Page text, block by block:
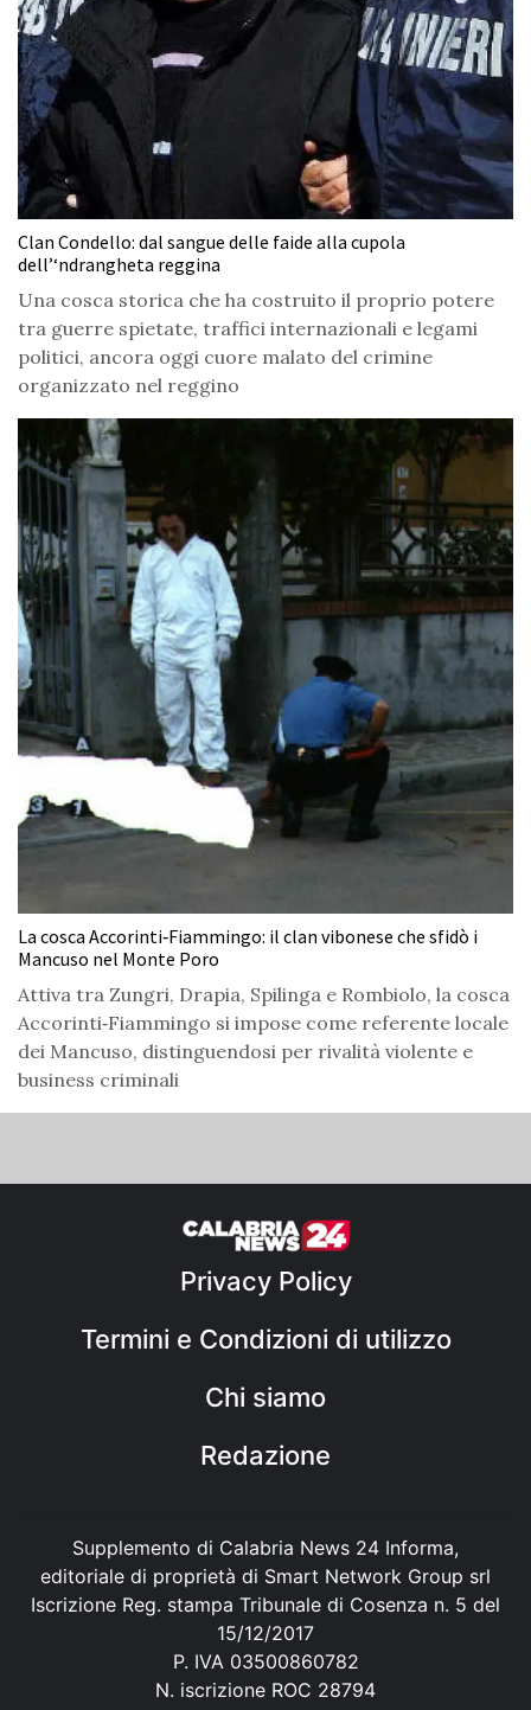
Clan Condello: dal sangue delle faide alla cupola
dell’‘ndrangheta reggina
Una cosca storica che ha costruito il proprio potere
tra guerre spietate, traffici internazionali e legami
politici, ancora oggi cuore malato del crimine
organizzato nel reggino
La cosca Accorinti‑Fiammingo: il clan vibonese che sfidò i
Mancuso nel Monte Poro
Attiva tra Zungri, Drapia, Spilinga e Rombiolo, la cosca
Accorinti‑Fiammingo si impose come referente locale
dei Mancuso, distinguendosi per rivalità violente e
business criminali
Privacy Policy
Termini e Condizioni di utilizzo
Chi siamo
Redazione
Supplemento di Calabria News 24 Informa,
editoriale di proprietà di Smart Network Group srl
Iscrizione Reg. stampa Tribunale di Cosenza n. 5 del
15/12/2017
P. IVA 03500860782
N. iscrizione ROC 28794